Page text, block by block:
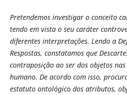
Pretendemos investigar o conceito
tendo em vista o seu caráter
diferentes interpretações. Lendo a
Respostas, constatamos que
contraposição ao ser dos objetos
humano. De acordo com isso,
estatuto ontológico dos atributos,